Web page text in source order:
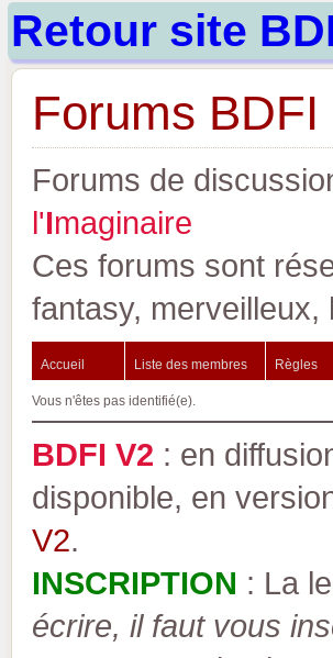
Retour site
Forums BDFI
Forums de
l'Imaginaire
Ces forums sont
fantasy, merveilleux,
Accueil Liste des membres Règles
Vous n'êtes pas identifié(e).
BDFI V2 : en
disponible, en
V2.
INSCRIPTION : La
écrire, il faut vous